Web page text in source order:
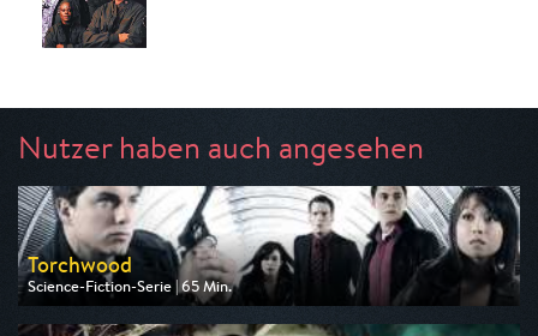
Nutzer haben auch angesehen
Torchwood
Science-Fiction-Serie | 65 Min.
Ausgestrahlt von Tele 5
am 10.08.2026, 22:15